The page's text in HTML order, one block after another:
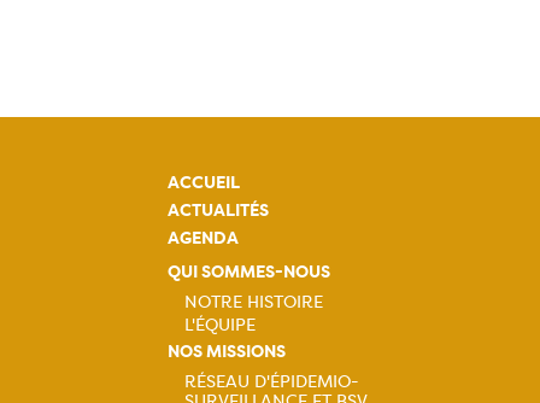
ACCUEIL
ACTUALITÉS
AGENDA
QUI SOMMES-NOUS
Navigation
NOTRE HISTOIRE
L'ÉQUIPE
NOS MISSIONS
RÉSEAU D'ÉPIDEMIO-